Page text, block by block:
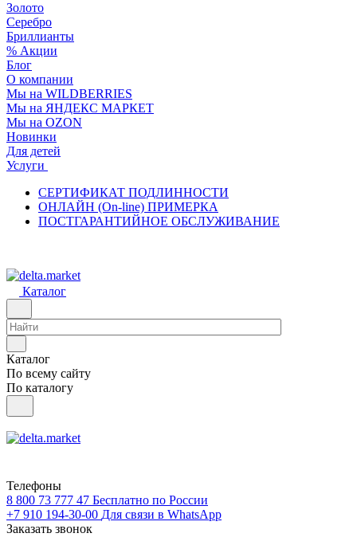
Золото
Серебро
Бриллианты
% Акции
Блог
О компании
Мы на WILDBERRIES
Мы на ЯНДЕКС МАРКЕТ
Мы на OZON
Новинки
Для детей
Услуги
СЕРТИФИКАТ ПОДЛИННОСТИ
ОНЛАЙН (On-line) ПРИМЕРКА
ПОСТГАРАНТИЙНОЕ ОБСЛУЖИВАНИЕ
Каталог
Каталог
По всему сайту
По каталогу
Телефоны
8 800 73 777 47 Бесплатно по России
+7 910 194-30-00 Для связи в WhatsApp
Заказать звонок